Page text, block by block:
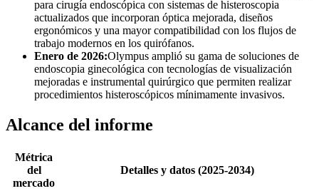
para cirugía endoscópica con sistemas de histeroscopia
actualizados que incorporan óptica mejorada, diseños
ergonómicos y una mayor compatibilidad con los flujos de
trabajo modernos en los quirófanos.
Enero de 2026:Olympus amplió su gama de soluciones de
endoscopia ginecológica con tecnologías de visualización
mejoradas e instrumental quirúrgico que permiten realizar
procedimientos histeroscópicos mínimamente invasivos.
Alcance del informe
Métrica
del
mercado
Detalles y datos (2025-2034)